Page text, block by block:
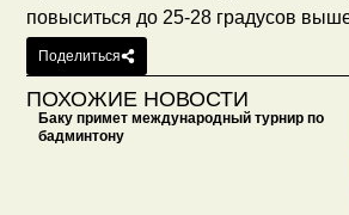
повыситься до 25-28 градусов
Поделиться
ПОХОЖИЕ НОВОСТИ
Баку примет международный турнир по
бадминтону